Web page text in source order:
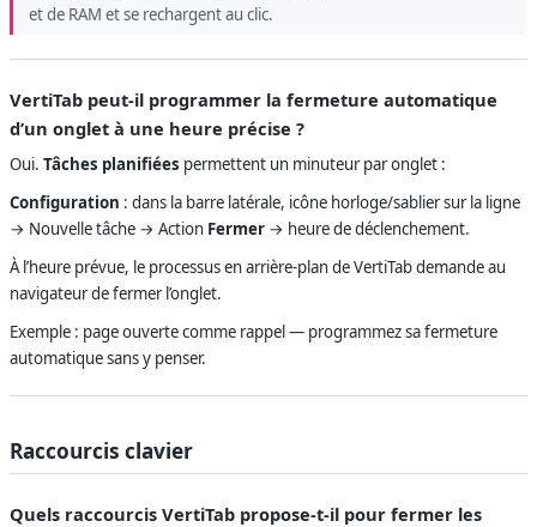
et de RAM et se rechargent au clic.
VertiTab peut-il programmer la fermeture automatique
d’un onglet à une heure précise ?
Oui. Tâches planifiées permettent un minuteur par onglet :
Configuration : dans la barre latérale, icône horloge/sablier sur la ligne
→ Nouvelle tâche → Action Fermer → heure de déclenchement.
À l’heure prévue, le processus en arrière-plan de VertiTab demande au
navigateur de fermer l’onglet.
Exemple : page ouverte comme rappel — programmez sa fermeture
automatique sans y penser.
Raccourcis clavier
Quels raccourcis VertiTab propose-t-il pour fermer les